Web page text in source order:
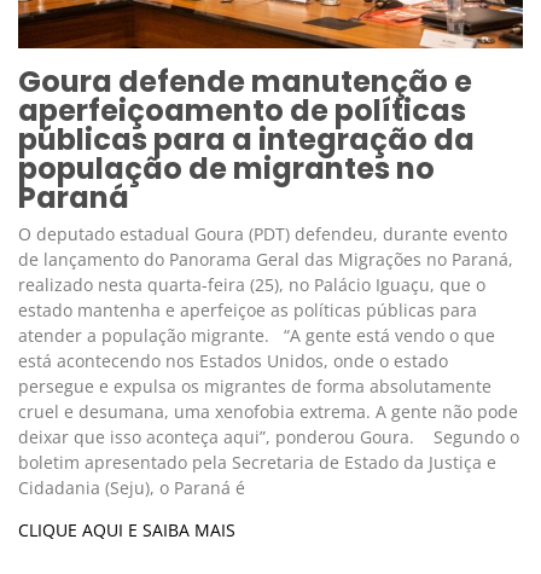
Goura defende manutenção e
aperfeiçoamento de políticas
públicas para a integração da
população de migrantes no
Paraná
O deputado estadual Goura (PDT) defendeu, durante evento
de lançamento do Panorama Geral das Migrações no Paraná,
realizado nesta quarta-feira (25), no Palácio Iguaçu, que o
estado mantenha e aperfeiçoe as políticas públicas para
atender a população migrante. “A gente está vendo o que
está acontecendo nos Estados Unidos, onde o estado
persegue e expulsa os migrantes de forma absolutamente
cruel e desumana, uma xenofobia extrema. A gente não pode
deixar que isso aconteça aqui”, ponderou Goura. Segundo o
boletim apresentado pela Secretaria de Estado da Justiça e
Cidadania (Seju), o Paraná é
CLIQUE AQUI E SAIBA MAIS